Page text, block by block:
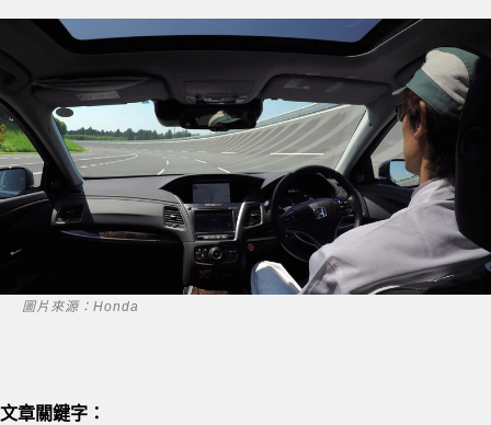
圖片來源：Honda
文章關鍵字：